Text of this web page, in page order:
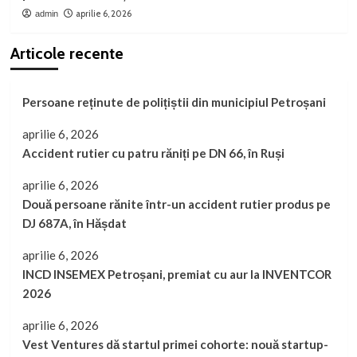
admin aprilie 6, 2026
Articole recente
Persoane reținute de polițiștii din municipiul Petroșani
aprilie 6, 2026
Accident rutier cu patru răniți pe DN 66, în Ruși
aprilie 6, 2026
Două persoane rănite într-un accident rutier produs pe
DJ 687A, în Hășdat
aprilie 6, 2026
INCD INSEMEX Petroșani, premiat cu aur la INVENTCOR
2026
aprilie 6, 2026
Vest Ventures dă startul primei cohorte: nouă startup-